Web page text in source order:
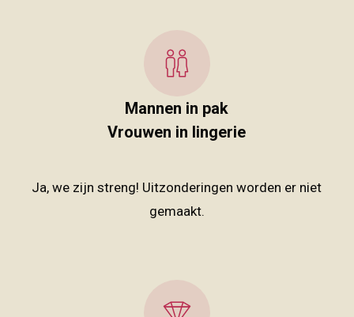
Mannen in pak
Vrouwen in lingerie
Ja, we zijn streng! Uitzonderingen worden er niet
gemaakt.